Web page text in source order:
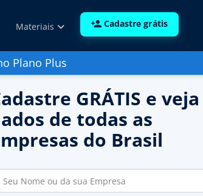
Materiais Cadastre grátis
Plano Plus
GRÁTIS e veja
de todas as
do Brasil